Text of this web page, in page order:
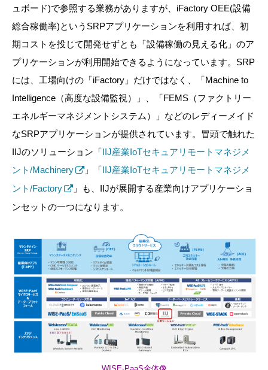
ュボード)で参照する業務がありますが、iFactory OEE(設備
総合稼働率)というSRPアプリケーションを利用すれば、初
期コストを投じて開発せずとも「設備稼働の見える化」のア
プリケーションが利用開始できるようになっています。SRP
には、工場向けの「iFactory」だけではなく、「Machine to
Intelligence（高度な設備監視）」、「FEMS（ファクトリー
エネルギーマネジメントシステム）」などのレディーメイド
なSRPアプリケーションが提供されています。冒頭で触れた
IIJのソリューション「IIJ産業IoTセキュアリモートマネジメ
ント/Machinery
」「IIJ産業IoTセキュアリモートマネジメ
ント/Factory
」も、IIJが展開する産業向けアプリケーショ
ンセットの一つになります。